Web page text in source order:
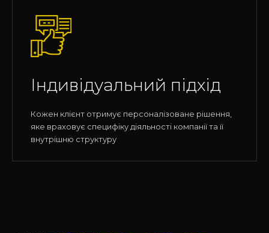
Індивідуальний підхід
Кожен клієнт отримує персоналізоване рішення,
яке враховує специфіку діяльності компанії та її
внутрішню структуру